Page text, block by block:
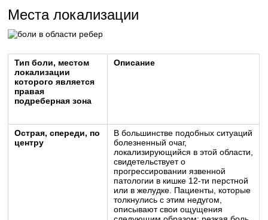
Места локализации
Тип боли, местом
локализации
которого является
правая
подреберная зона
Описание
Острая, спереди, по
центру
В большинстве подобных ситуаций
болезненный очаг,
локализирующийся в этой области,
свидетельствует о
прогрессировании язвенной
патологии в кишке 12-ти перстной
или в желудке. Пациенты, которые
толкнулись с этим недугом,
описывают свои ощущения